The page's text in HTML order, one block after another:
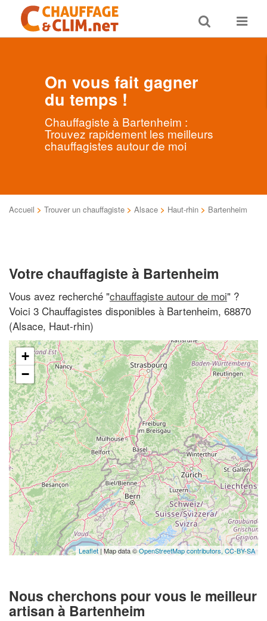
Toggle
search
Toggle
On vous fait gagner
du temps !
Chauffagiste à Bartenheim :
Trouvez rapidement les meilleurs
chauffagistes autour de moi
Accueil > Trouver un chauffagiste > Alsace > Haut-rhin > Bartenheim
Votre chauffagiste à Bartenheim
Vous avez recherché "chauffagiste autour de moi" ?
Voici 3 Chauffagistes disponibles à Bartenheim, 68870
(Alsace, Haut-rhin)
+
−
Leaflet | Map data ©OpenStreetMap contributors, CC-BY-SA
Nous cherchons pour vous le meilleur
artisan à Bartenheim